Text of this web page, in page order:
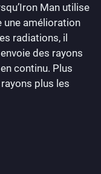
Man utilise
une amélioration
radiations, il
des rayons
continu. Plus
plus les